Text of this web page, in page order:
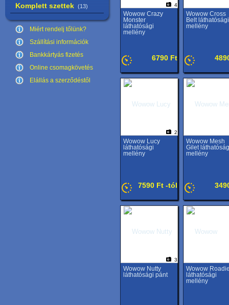
Komplett szettek (13)
Miért rendelj tőlünk?
Szállítási információk
Bankkártyás fizetés
Online csomagkövetés
Elállás a szerződéstől
4
Wowow Crazy
Monster
láthatósági
mellény
6790 Ft
Wowow Cross
Belt láthatósági
mellény
2
Wowow Lucy
láthatósági
mellény
7590 Ft -tól
Wowow Mesh
Gilet
mellény
3
Wowow Nutty
láthatósági pánt
Wowow
láthatósági
mellény